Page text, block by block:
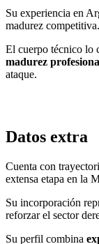
Su experiencia en
madurez competitiva.
El cuerpo técnico lo
madurez
ataque.
Datos extra
Cuenta con
extensa etapa en la
Su incorporación
reforzar el sector
Su perfil combina